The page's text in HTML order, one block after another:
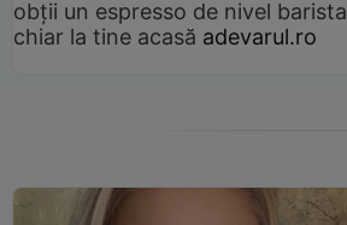
obții un espresso de nivel barista
chiar la tine acasă adevarul.ro